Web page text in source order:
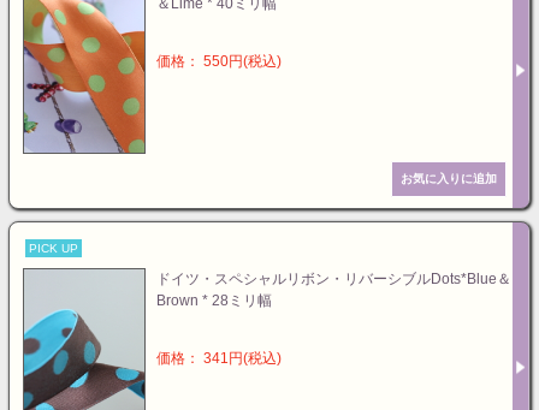
＆Lime * 40ミリ幅
価格： 550円(税込)
PICK UP
ドイツ・スペシャルリボン・リバーシブルDots*Blue＆
Brown * 28ミリ幅
価格： 341円(税込)